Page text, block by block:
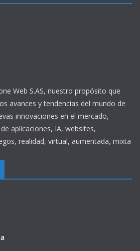
Web S.AS, nuestro propósito que
avances y tendencias del mundo de
innovaciones en el mercado,
aplicaciones, IA, websites,
realidad, virtual, aumentada, mixta